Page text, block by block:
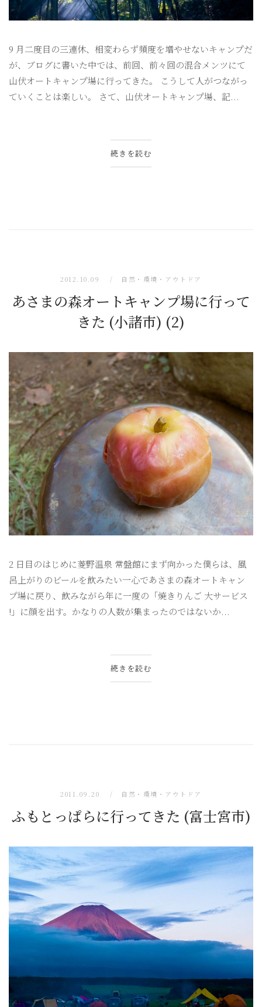
9 月二度目の三連休、相変わらず頻度を増やせないキャンプだ
が、ブログに書いた中では、前回、前々回の混合メンツにて
山伏オートキャンプ場に行ってきた。 こうして人がつながっ
ていくことは楽しい。 さて、山伏オートキャンプ場、記...
続きを読む
2012.10.09 自然・環境・アウトドア
あさまの森オートキャンプ場に行って
きた (小諸市) (2)
2 日目のはじめに菱野温泉 常盤館にまず向かった僕らは、風
呂上がりのビールを飲みたい一心であさまの森オートキャン
プ場に戻り、飲みながら年に一度の「焼きりんご 大サービス
!」に顔を出す。かなりの人数が集まったのではないか...
続きを読む
2011.09.20 自然・環境・アウトドア
ふもとっぱらに行ってきた (富士宮市)